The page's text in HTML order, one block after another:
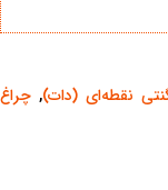
نقطه‌ای (دات), چراغ